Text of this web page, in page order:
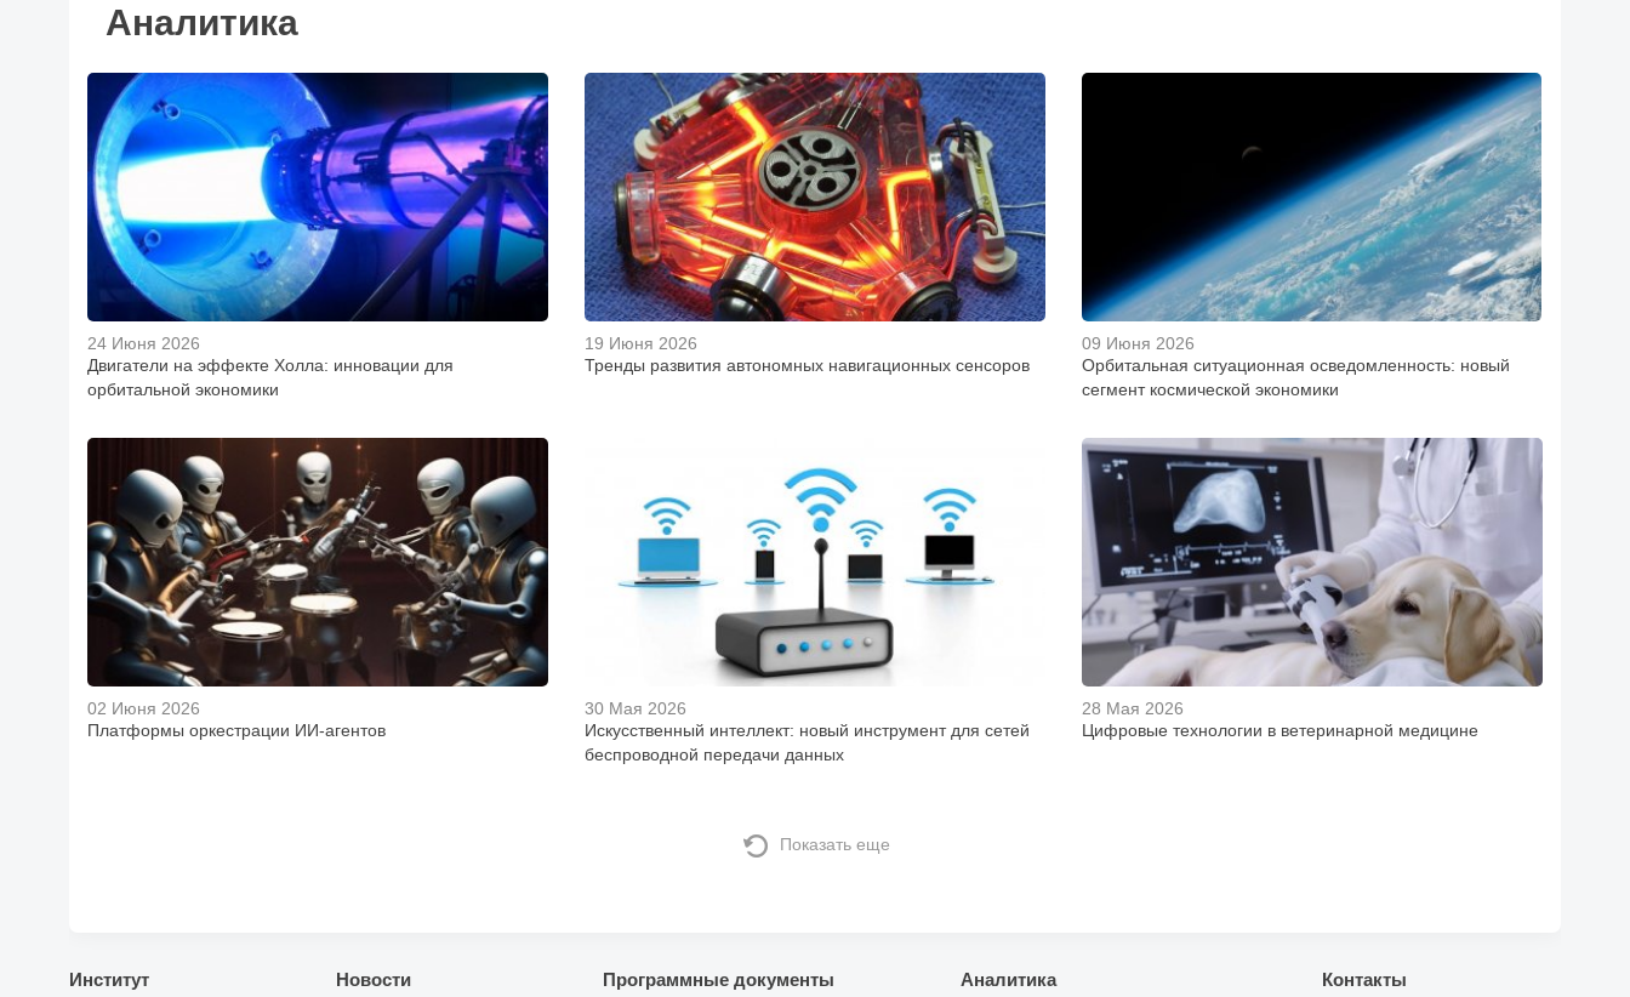
Аналитика
24 Июня 2026
Двигатели на эффекте Холла: инновации для
орбитальной экономики
19 Июня 2026
Тренды развития автономных навигационных сенсоров
09 Июня 2026
Орбитальная ситуационная осведомленность: новый
сегмент космической экономики
02 Июня 2026
Платформы оркестрации ИИ-агентов
30 Мая 2026
Искусственный интеллект: новый инструмент для сетей
беспроводной передачи данных
28 Мая 2026
Цифровые технологии в ветеринарной медицине
Показать еще
Институт Новости Программные документы Аналитика Контакты